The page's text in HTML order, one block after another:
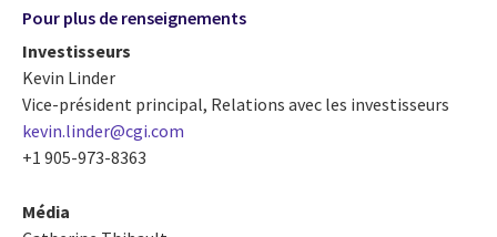
Pour plus de renseignements
Investisseurs
Kevin Linder
Vice-président principal, Relations avec les investisseurs
kevin.linder@cgi.com
+1 905-973-8363
Média